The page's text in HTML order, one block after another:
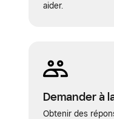
aider.
Demander à
Obtenir des